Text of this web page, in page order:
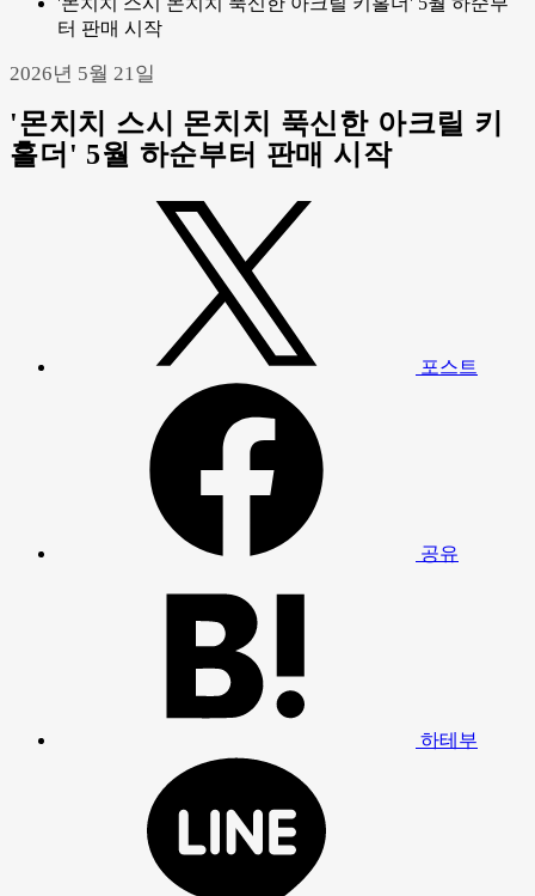
터 판매 시작
2026년 5월 21일
'몬치치 스시 몬치치 푹신한 아크릴 키
홀더' 5월 하순부터 판매 시작
포스트
공유
하테부